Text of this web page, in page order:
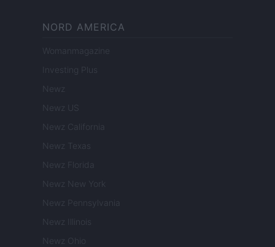
NORD AMERICA
Womanmagazine
Investing Plus
Newz
Newz US
Newz California
Newz Texas
Newz Florida
Newz New York
Newz Pennsylvania
Newz Illinois
Newz Ohio